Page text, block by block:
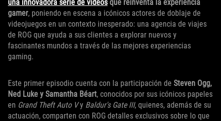
una innovadora serie de vídeosque reinventa la experiencia
gamer, poniendo en escena a icónicos actores de doblaje de
videojuegos en un contexto inesperado: una agencia de viajes
de ROG que ayuda a sus clientes a explorar nuevos y
fascinantes mundos a través de las mejores experiencias
gaming.
Este primer episodio cuenta con la participación de Steven Ogg,
Ned Luke y Samantha Béart, conocidos por sus icónicos papeles
en Grand Theft Auto Vy Baldur's Gate III, quienes, además de su
actuación, comparten con ROG detalles exclusivos sobre lo que